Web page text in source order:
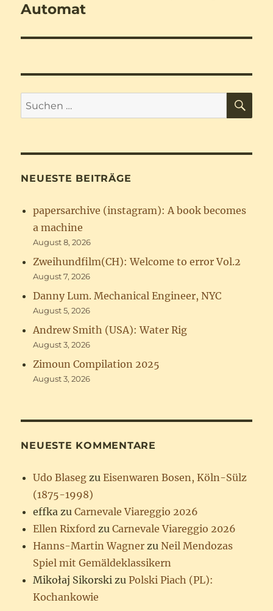
Beitrag:
Automat
Suchen
nach:
NEUESTE BEITRÄGE
papersarchive (instagram): A book becomes
a machine
August 8, 2026
Zweihundfilm(CH): Welcome to error Vol.2
August 7, 2026
Danny Lum. Mechanical Engineer, NYC
August 5, 2026
Andrew Smith (USA): Water Rig
August 3, 2026
Zimoun Compilation 2025
August 3, 2026
NEUESTE KOMMENTARE
Udo Blaseg zuEisenwaren Bosen, Köln-Sülz
(1875-1998)
effka zuCarnevale Viareggio 2026
Ellen Rixford zuCarnevale Viareggio 2026
Hanns-Martin Wagner zuNeil Mendozas
Spiel mit Gemäldeklassikern
Mikołaj Sikorski zuPolski Piach (PL):
Kochankowie